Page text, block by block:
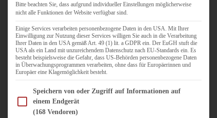
FLEISCH & FISCH
GRILLEN / BARBECUE
HERZHAFTES BACKEN
ONE-POT-GERICHTE
PASTA & NUDELGERICHTE
PIZZA, TARTES & QUICHES
REIS & RISOTTO
SALATE & SNACKS
SUPPENKASPEREIEN
Bitte beachten Sie, dass aufgrund individueller Einstellungen möglicherweise
nicht alle Funktionen der Website verfügbar sind.
Einige Services verarbeiten personenbezogene Daten in den USA. Mit Ihrer
Einwilligung zur Nutzung dieser Services willigen Sie auch in die Verarbeitung
Ihrer Daten in den USA gemäß Art. 49 (1) lit. a GDPR ein. Der EuGH stuft die
USA als ein Land mit unzureichendem Datenschutz nach EU-Standards ein. Es
besteht beispielsweise die Gefahr, dass US-Behörden personenbezogene Daten
in Überwachungsprogrammen verarbeiten, ohne dass für Europäerinnen und
Europäer eine Klagemöglichkeit besteht.
Im Folgenden finden Sie eine Liste der Zwecke des IAB Transparency and Consent
Speichern von oder Zugriff auf Informationen auf
einem Endgerät
(168 Vendoren)